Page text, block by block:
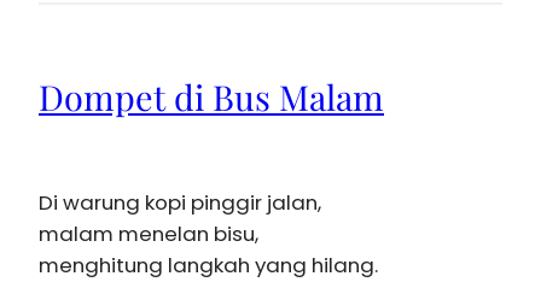
Dompet di Bus Malam
Di warung kopi pinggir jalan,
malam menelan bisu,
menghitung langkah yang hilang.